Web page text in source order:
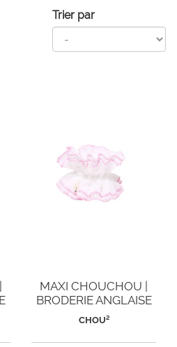
Trier par
MAXI CHOUCHOU |
BRODERIE ANGLAISE
CHOU²